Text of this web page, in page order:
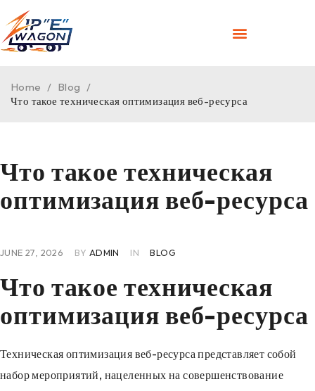
Home / Blog /
Что такое техническая оптимизация веб-ресурса
Что такое техническая
оптимизация веб-ресурса
JUNE 27, 2026 BY ADMIN IN BLOG
Что такое техническая
оптимизация веб-ресурса
Техническая оптимизация веб-ресурса представляет собой
набор мероприятий, нацеленных на совершенствование